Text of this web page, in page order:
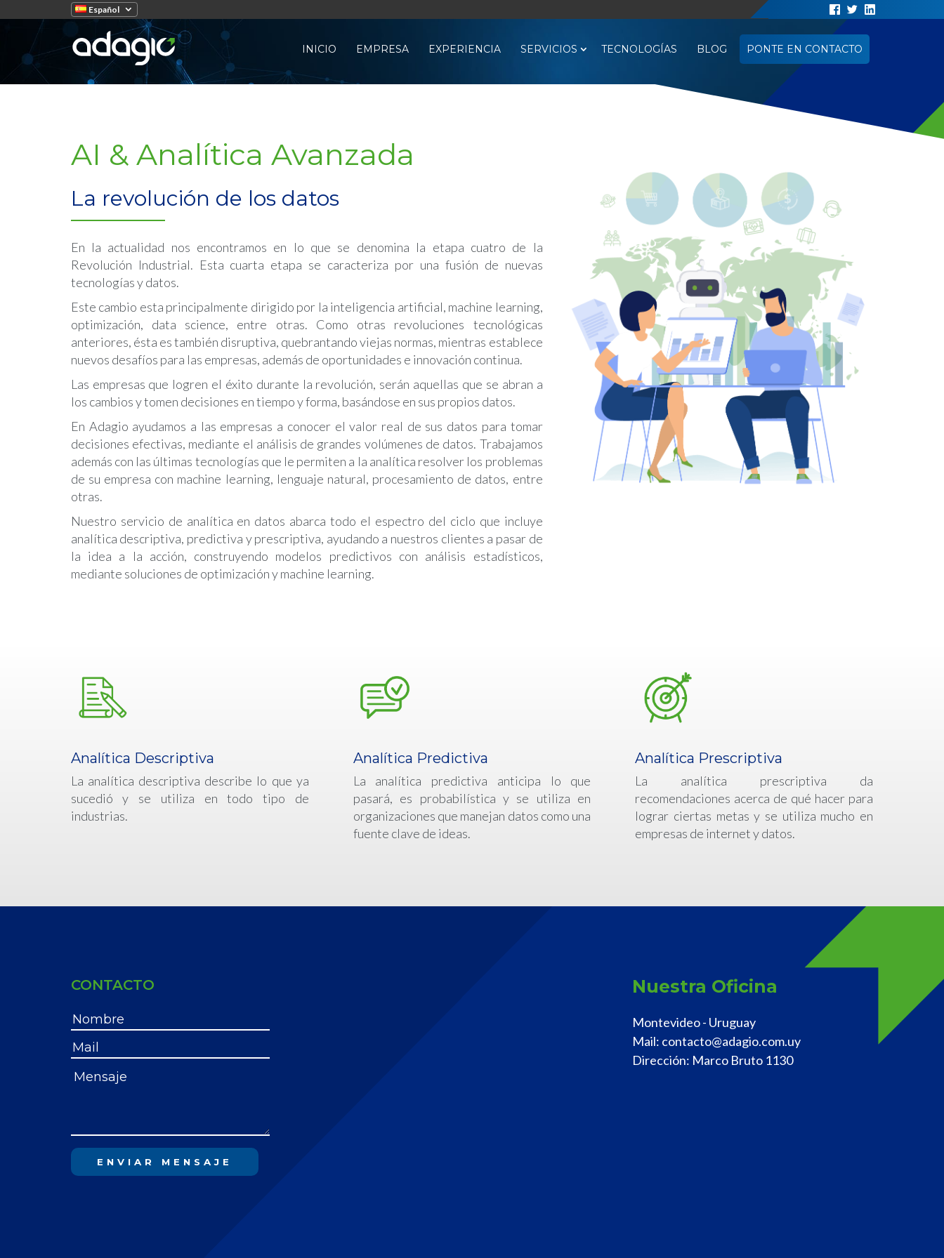
Español
INICIO EMPRESA EXPERIENCIA SERVICIOS TECNOLOGÍAS BLOG PONTE EN CONTACTO
AI & Analítica Avanzada
La revolución de los datos
En la actualidad nos encontramos en lo que se denomina la etapa cuatro de la
Revolución Industrial. Esta cuarta etapa se caracteriza por una fusión de nuevas
tecnologías y datos.
Este cambio esta principalmente dirigido por la inteligencia artificial, machine learning,
optimización, data science, entre otras. Como otras revoluciones tecnológicas
anteriores, ésta es también disruptiva, quebrantando viejas normas, mientras establece
nuevos desafíos para las empresas, además de oportunidades e innovación continua.
Las empresas que logren el éxito durante la revolución, serán aquellas que se abran a
los cambios y tomen decisiones en tiempo y forma, basándose en sus propios datos.
En Adagio ayudamos a las empresas a conocer el valor real de sus datos para tomar
decisiones efectivas, mediante el análisis de grandes volúmenes de datos. Trabajamos
además con las últimas tecnologías que le permiten a la analítica resolver los problemas
de su empresa con machine learning, lenguaje natural, procesamiento de datos, entre
otras.
Nuestro servicio de analítica en datos abarca todo el espectro del ciclo que incluye
analítica descriptiva, predictiva y prescriptiva, ayudando a nuestros clientes a pasar de
la idea a la acción, construyendo modelos predictivos con análisis estadísticos,
mediante soluciones de optimización y machine learning.
Analítica Descriptiva
La analítica descriptiva describe lo que ya
sucedió y se utiliza en todo tipo de
industrias.
Analítica Predictiva
La analítica predictiva anticipa lo que
pasará, es probabilística y se utiliza en
organizaciones que manejan datos como una
fuente clave de ideas.
Analítica Prescriptiva
La analítica prescriptiva da
recomendaciones acerca de qué hacer para
lograr ciertas metas y se utiliza mucho en
empresas de internet y datos.
CONTACTO Nuestra Oficina
Montevideo - Uruguay
Mail: contacto@adagio.com.uy
Dirección: Marco Bruto 1130